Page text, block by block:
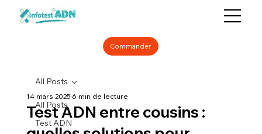
Commander
All Posts
Test ADN
All Posts
Test ADN entre cousins :
14 mars 20256 min de lecture